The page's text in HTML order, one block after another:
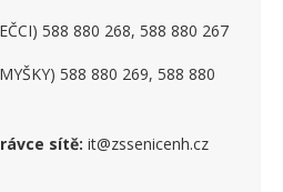
588 880 268, 588 880 267
588 880 269, 588 880
sítě: it@zssenicenh.cz